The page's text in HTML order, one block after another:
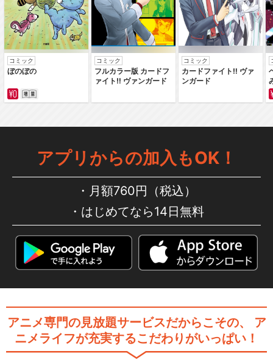
コミック
ぼのぼの
コミック
フルカラー版 カードフ
ァイト‼ ヴァンガード
コミック
カードファイト‼ ヴァ
ンガード
アプリからの加入もOK！
月額760円（税込）
はじめてなら14日無料
アニメ専門の見放題サービスだからこその、
ア
ニメライフが充実するこだわりがいっぱい！